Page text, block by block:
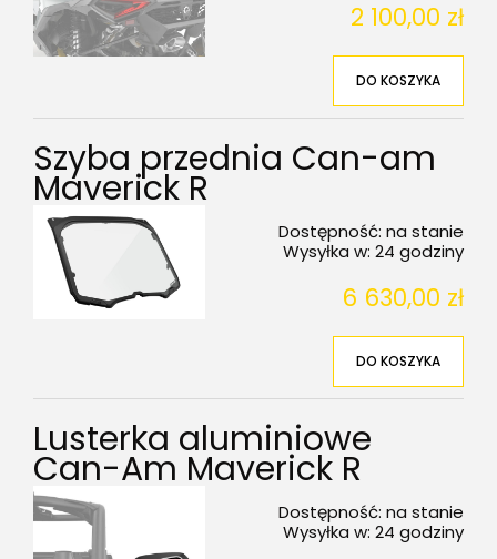
2 100,00 zł
DO KOSZYKA
Szyba przednia Can-am
Maverick R
Dostępność: na stanie
Wysyłka w: 24 godziny
6 630,00 zł
DO KOSZYKA
Lusterka aluminiowe
Can-Am Maverick R
Dostępność: na stanie
Wysyłka w: 24 godziny